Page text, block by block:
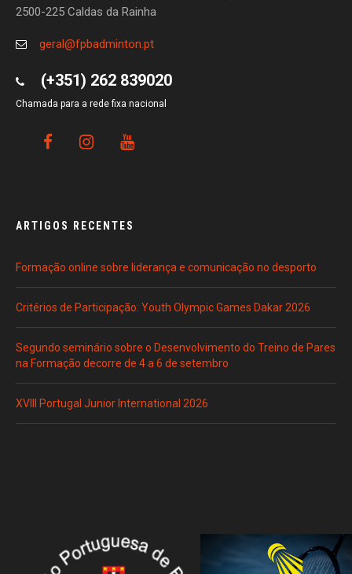
2500-225 Caldas da Rainha
geral@fpbadminton.pt
(+351) 262 839020
Chamada para a rede fixa nacional
ARTIGOS RECENTES
Formação online sobre liderança e comunicação no desporto
Critérios de Participação: Youth Olympic Games Dakar 2026
Segundo seminário sobre o Desenvolvimento do Treino de Pares
na Formação decorre de 4 a 6 de setembro
XVIII Portugal Junior International 2026